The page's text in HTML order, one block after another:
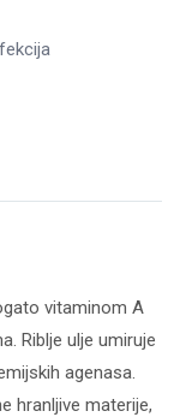
vitaminom A
Riblje ulje umiruje
agenasa.
hranljive materije,